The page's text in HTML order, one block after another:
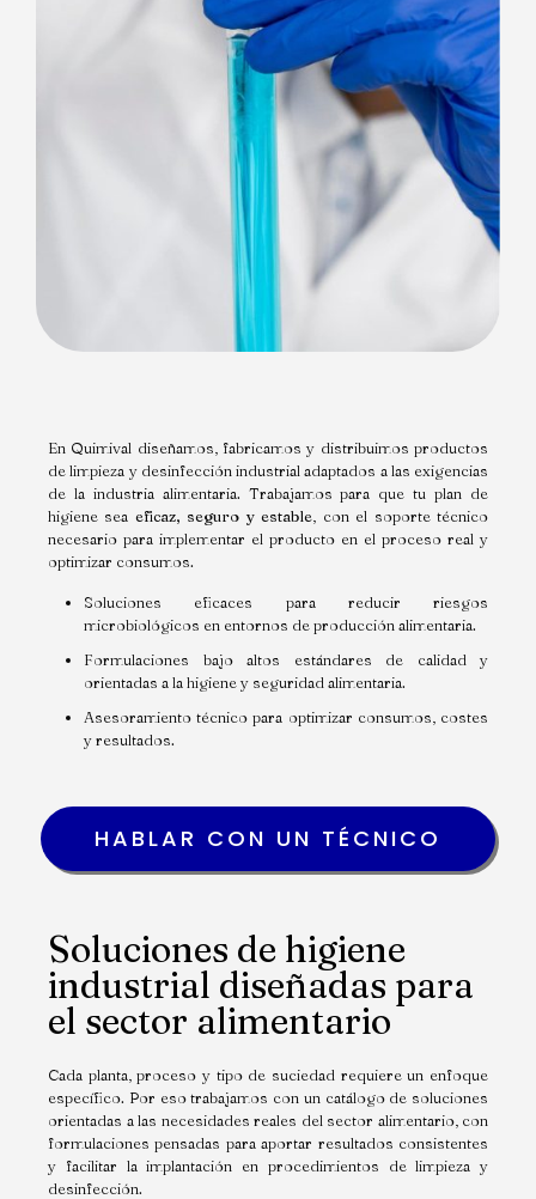
En Quimival diseñamos, fabricamos y distribuimos productos
de limpieza y desinfección industrial adaptados a las exigencias
de la industria alimentaria. Trabajamos para que tu plan de
higiene sea eficaz, seguro y estable , con el soporte técnico
necesario para implementar el producto en el proceso real y
optimizar consumos.
Soluciones eficaces para reducir riesgos
microbiológicos en entornos de producción alimentaria.
Formulaciones bajo altos estándares de calidad y
orientadas a la higiene y seguridad alimentaria.
Asesoramiento técnico para optimizar consumos, costes
y resultados.
HABLAR CON UN TÉCNICO
Soluciones de higiene
industrial diseñadas para
el sector alimentario
Cada planta, proceso y tipo de suciedad requiere un enfoque
específico. Por eso trabajamos con un catálogo de soluciones
orientadas a las necesidades reales del sector alimentario, con
formulaciones pensadas para aportar resultados consistentes
y facilitar la implantación en procedimientos de limpieza y
desinfección.